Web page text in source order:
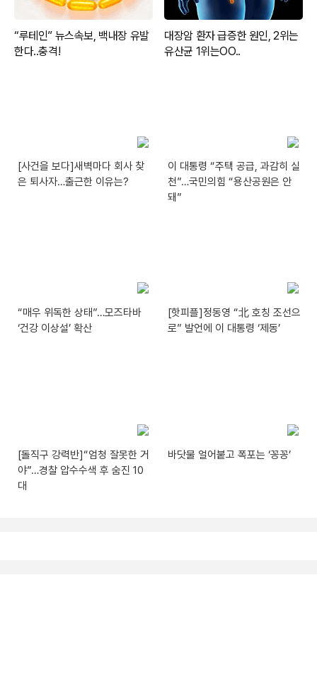
[사건을 보다]새벽마다 회사 찾
은 퇴사자…출근한 이유는?
이 대통령 “주택 공급, 과감히 실
천”…국민의힘 “용산공원은 안
돼”
“매우 위독한 상태”…모즈타바
‘건강 이상설’ 확산
[핫피플]정동영 “北 호칭 조선으
로” 발언에 이 대통령 ‘제동’
[돌직구 강력반]“엄청 잘못한 거
야”…경찰 압수수색 후 숨진 10
대
바닷물 얼어붙고 폭포는 ‘꽁꽁’